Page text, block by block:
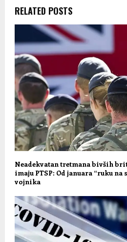
RELATED POSTS
Neadekvatan tretmana bivših
imaju PTSP: Od januara “ruku na
vojnika